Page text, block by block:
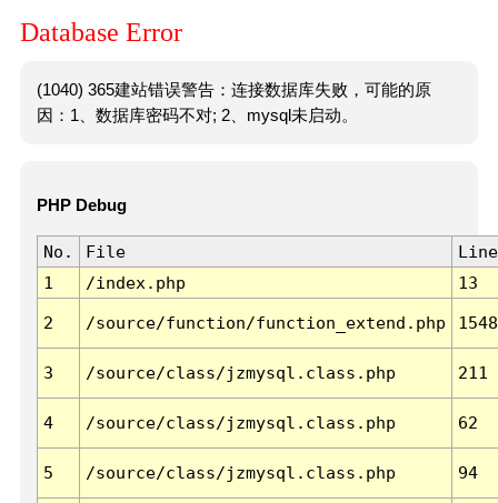
Database Error
(1040) 365建站错误警告：连接数据库失败，可能的原
因：1、数据库密码不对; 2、mysql未启动。
PHP Debug
No. File
Line
1
/index.php 13
2 /source/function/function_extend.php 1548
3 /source/class/jzmysql.class.php 211
4 /source/class/jzmysql.class.php 62
5 /source/class/jzmysql.class.php 94